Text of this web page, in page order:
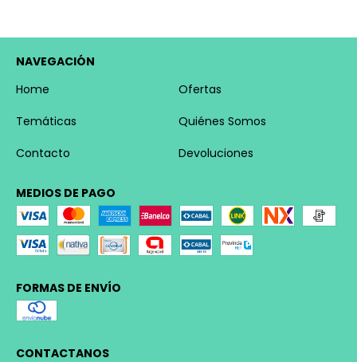
NAVEGACIÓN
Home
Ofertas
Temáticas
Quiénes Somos
Contacto
Devoluciones
MEDIOS DE PAGO
FORMAS DE ENVÍO
CONTACTANOS